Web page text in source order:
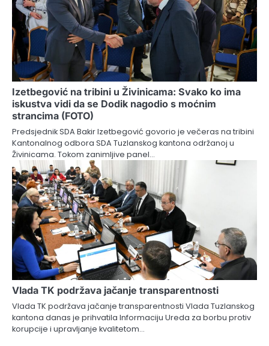
Izetbegović na tribini u Živinicama: Svako ko ima
iskustva vidi da se Dodik nagodio s moćnim
strancima (FOTO)
Predsjednik SDA Bakir Izetbegović govorio je večeras na tribini
Kantonalnog odbora SDA Tuzlanskog kantona održanoj u
Živinicama. Tokom zanimljive panel…
Vlada TK podržava jačanje transparentnosti
Vlada TK podržava jačanje transparentnosti Vlada Tuzlanskog
kantona danas je prihvatila Informaciju Ureda za borbu protiv
korupcije i upravljanje kvalitetom…